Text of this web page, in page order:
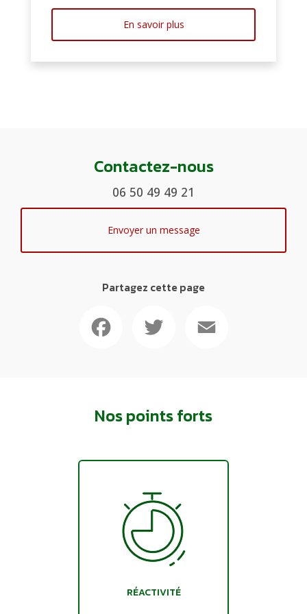
En savoir plus
Contactez-nous
06 50 49 49 21
Envoyer un message
Partagez cette page
Nos points forts
RÉACTIVITÉ